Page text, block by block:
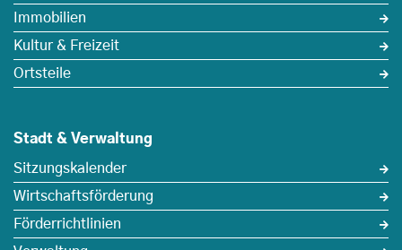
Immobilien
Kultur & Freizeit
Ortsteile
Stadt & Verwaltung
Sitzungskalender
Wirtschaftsförderung
Förderrichtlinien